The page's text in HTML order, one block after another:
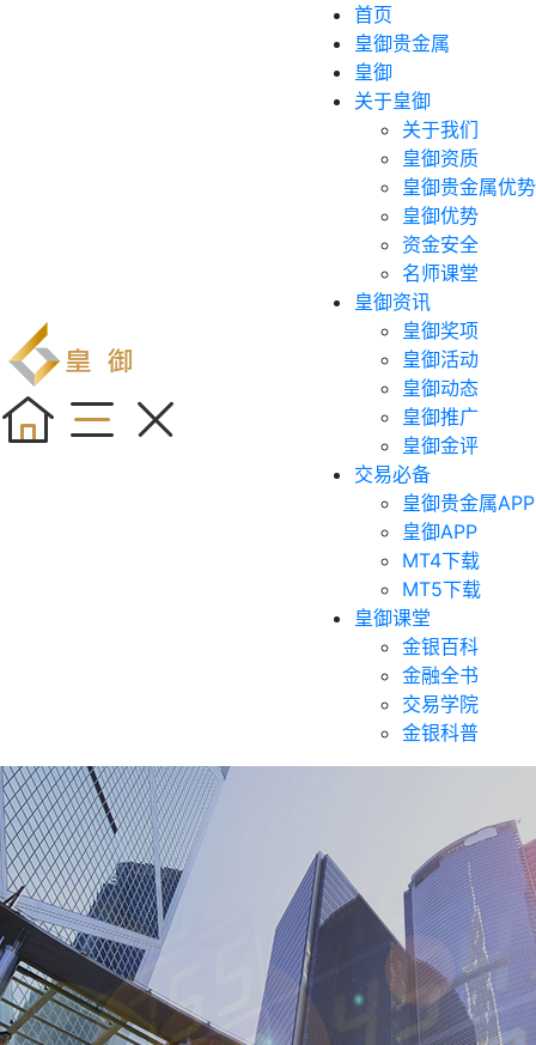
首页
皇御贵金属
皇御
关于皇御
关于我们
皇御资质
皇御贵金属优势
皇御优势
资金安全
名师课堂
皇御资讯
皇御奖项
皇御活动
皇御动态
皇御推广
皇御金评
交易必备
皇御贵金属APP
皇御APP
MT4下载
MT5下载
皇御课堂
金银百科
金融全书
交易学院
金银科普